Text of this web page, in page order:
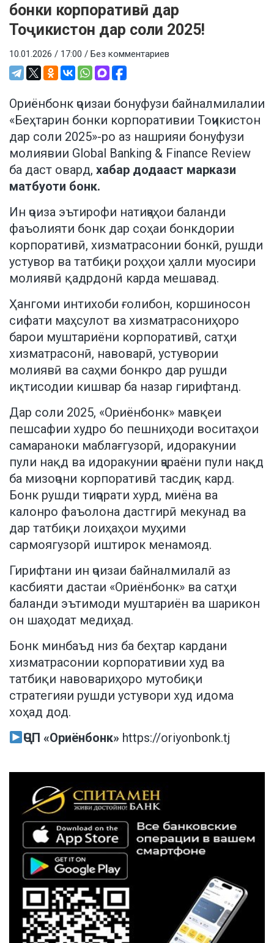
бонки корпоративӣ дар
Тоҷикистон дар соли 2025!
10.01.2026 / 17:00 / Без комментариев
Ориёнбонк ҷоизаи бонуфузи байналмилалии
«Беҳтарин бонки корпоративии Тоҷикистон
дар соли 2025»-ро аз нашрияи бонуфузи
молиявии Global Banking & Finance Review
ба даст овард, хабар додааст маркази
матбуоти бонк.
Ин ҷоиза эътирофи натиҷаҳои баланди
фаъолияти бонк дар соҳаи бонкдории
корпоративӣ, хизматрасонии бонкӣ, рушди
устувор ва татбиқи роҳҳои ҳалли муосири
молиявӣ қадрдонӣ карда мешавад.
Ҳангоми интихоби ғолибон, коршиносон
сифати маҳсулот ва хизматрасониҳоро
барои муштариёни корпоративӣ, сатҳи
хизматрасонӣ, навоварӣ, устувории
молиявӣ ва саҳми бонкро дар рушди
иқтисодии кишвар ба назар гирифтанд.
Дар соли 2025, «Ориёнбонк» мавқеи
пешсафии худро бо пешниҳоди воситаҳои
самараноки маблағгузорӣ, идоракунии
пули нақд ва идоракунии ҷараёни пули нақд
ба мизоҷони корпоративӣ тасдиқ кард.
Бонк рушди тиҷорати хурд, миёна ва
калонро фаъолона дастгирӣ мекунад ва
дар татбиқи лоиҳаҳои муҳими
сармоягузорӣ иштирок менамояд.
Гирифтани ин ҷоизаи байналмилалӣ аз
касбияти дастаи «Ориёнбонк» ва сатҳи
баланди эътимоди муштариён ва шарикон
он шаҳодат медиҳад.
Бонк минбаъд низ ба беҳтар кардани
хизматрасонии корпоративии худ ва
татбиқи навовариҳоро мутобиқи
стратегияи рушди устувори худ идома
хоҳад дод.
ҶСП «Ориёнбонк» https://oriyonbonk.tj